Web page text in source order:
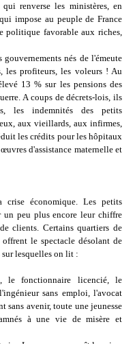
renverse les ministères, en
impose au peuple de France
politique favorable aux riches,
nés de l'émeute
les profiteurs, les voleurs ! Au
13 % sur les pensions des
A coups de décrets-lois, ils
les indemnités des petits
aux vieillards, aux infirmes,
les crédits pour les hôpitaux
d'assistance maternelle et
crise économique. Les petits
un peu plus encore leur chiffre
clients. Certains quartiers de
le spectacle désolant de
sur lesquelles on lit :
le fonctionnaire licencié, le
sans emploi, l'avocat
sans avenir, toute une jeunesse
à une vie de misère et